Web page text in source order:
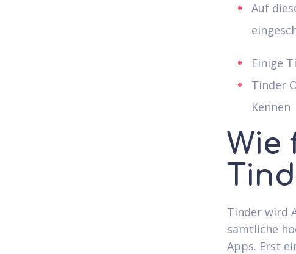
Auf
Einige
Tinder
Kennen
Wie
Tinder wird
samtliche
Apps. Erst